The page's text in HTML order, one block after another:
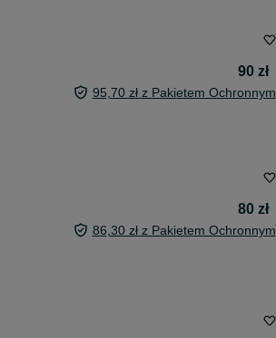
90 zł
95,70 zł z Pakietem Ochronnym
80 zł
86,30 zł z Pakietem Ochronnym